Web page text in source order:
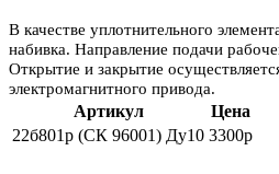
В качестве уплотнительного
набивка. Направление подачи
Открытие и закрытие
электромагнитного привода.
Артикул
Цена
22б801р (СК 96001) Ду10 3300р